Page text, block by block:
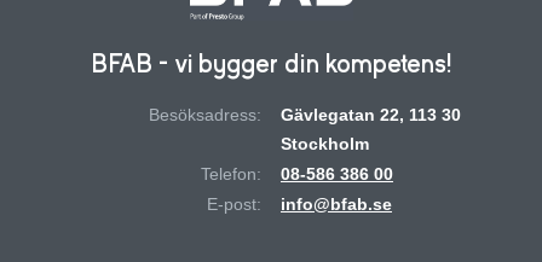
BFAB - vi bygger din kompetens!
Besöksadress:
Gävlegatan 22, 113 30
Stockholm
Telefon:
08-586 386 00
E-post:
info@bfab.se